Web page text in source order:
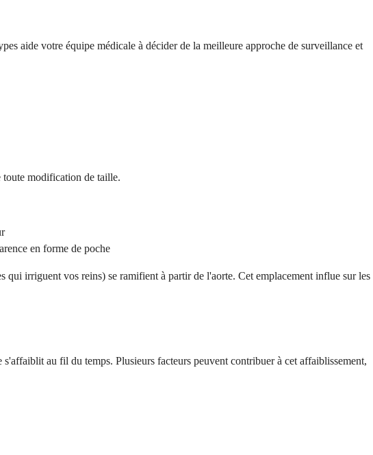
aide votre équipe médicale à décider de la meilleure approche de surveillance et
toute modification de taille.
en forme de poche
qui irriguent vos reins) se ramifient à partir de l'aorte. Cet emplacement influe sur les
au fil du temps. Plusieurs facteurs peuvent contribuer à cet affaiblissement,